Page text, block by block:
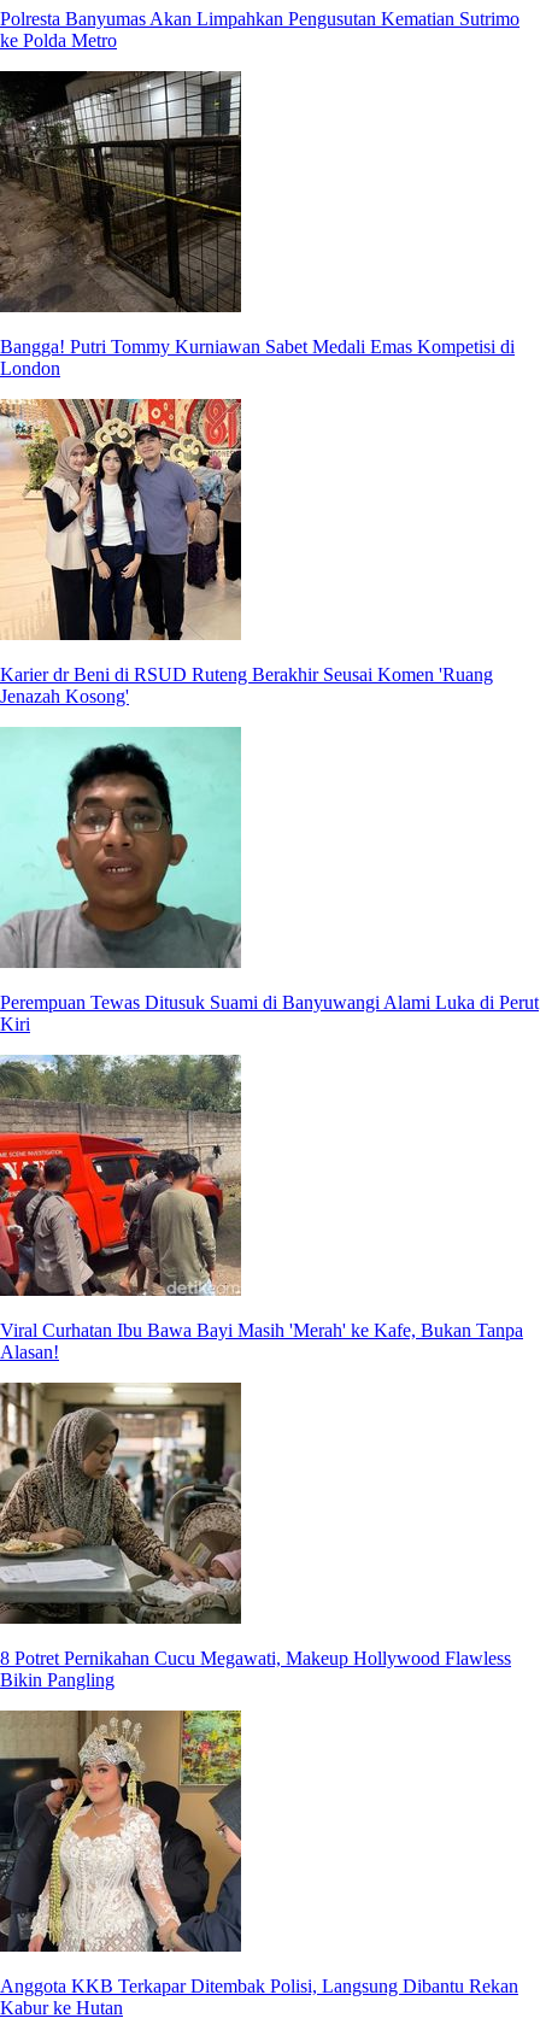
Polresta Banyumas Akan Limpahkan Pengusutan Kematian Sutrimo
ke Polda Metro
Bangga! Putri Tommy Kurniawan Sabet Medali Emas Kompetisi di
London
Karier dr Beni di RSUD Ruteng Berakhir Seusai Komen 'Ruang
Jenazah Kosong'
Perempuan Tewas Ditusuk Suami di Banyuwangi Alami Luka di Perut
Kiri
Viral Curhatan Ibu Bawa Bayi Masih 'Merah' ke Kafe, Bukan Tanpa
Alasan!
8 Potret Pernikahan Cucu Megawati, Makeup Hollywood Flawless
Bikin Pangling
Anggota KKB Terkapar Ditembak Polisi, Langsung Dibantu Rekan
Kabur ke Hutan